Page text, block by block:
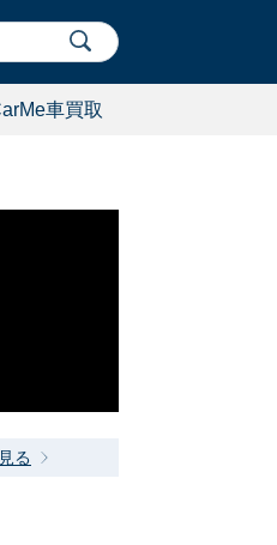
車買取
る